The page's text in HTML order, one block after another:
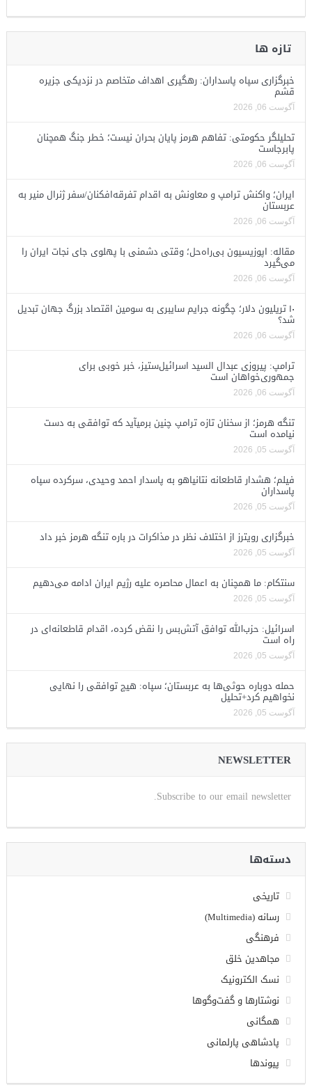
تازه ها
خبرگزاری سپاه پاسداران: رهگیری اهداف متخاصم در نزدیکی جزیره
قشم
آگوست 06, 2026
تحلیلگر حکومتی: تفاهم هرمز پایان بحران نیست؛ خطر جنگ همچنان
پابرجاست
آگوست 06, 2026
ایران؛ واکنش ترامپ و معاونش به اقدام تفرقه‌افکنان/سفر ژنرال منیر به
عربستان
آگوست 06, 2026
مقاله: اپوزیسیون بی‌راه‌حل؛ وقتی دشمنی با پهلوی جای نجات ایران را
می‌گیرد
آگوست 06, 2026
۱۰ تریلیون دلار؛ چگونه جرایم سایبری به سومین اقتصاد بزرگ جهان تبدیل
شد؟
آگوست 06, 2026
ترامپ: پیروزی عبدال السید اسرائیل‌ستیز، خبر خوبی برای
جمهوری‌خواهان است
آگوست 06, 2026
تنگه هرمز؛ از سخنان تازه ترامپ چنین برمیآید که توافقی به دست
نیامده است
آگوست 05, 2026
فیلم؛ هشدار قاطعانه نتانیاهو به پاسدار احمد وحیدی، سرکرده سپاه
پاسداران
آگوست 05, 2026
خبرگزاری رویترز از اختلاف نظر در مذاکرات در باره تنگه هرمز خبر داد
آگوست 05, 2026
سنتکام: ما همچنان به اعمال محاصره علیه رژیم ایران ادامه می‌دهیم
آگوست 05, 2026
اسرائیل: حزب‌الله توافق آتش‌بس را نقض کرده، اقدام قاطعانه‌ای در
راه است
آگوست 05, 2026
حمله دوباره حوثی‌ها به عربستان؛ سپاه: هیچ توافقی را نهایی
نخواهیم کرد+تحلیل
آگوست 05, 2026
NEWSLETTER
Subscribe to our email newsletter.
دسته‌ها
تاریخی
رسانه (Multimedia)
فرهنگی
مجاهدین خلق
نسک الکترونیک
نوشتارها و گفت‌وگوها
همگانی
پادشاهی پارلمانی
پیوندها